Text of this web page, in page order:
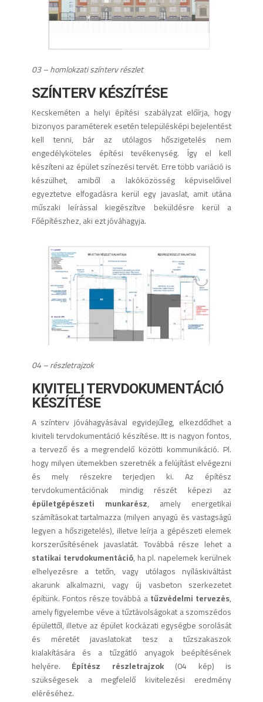
03 – homlokzati színterv részlet
SZÍNTERV KÉSZÍTÉSE
Kecskeméten a helyi építési szabályzat előírja, hogy
bizonyos paraméterek esetén településképi bejelentést
kell tenni, bár az utólagos hőszigetelés nem
engedélyköteles építési tevékenység. Így el kell
készíteni az épület színezési tervét. Erre több variáció is
készülhet, amiből a lakóközösség képviselőivel
egyeztetve elfogadásra kerül egy javaslat, amit utána
műszaki leírással kiegészítve beküldésre kerül a
Főépítészhez, aki ezt jóváhagyja.
04 – részletrajzok
KIVITELI TERVDOKUMENTÁCIÓ
KÉSZÍTÉSE
A színterv jóváhagyásával egyidejűleg, elkezdődhet a
kiviteli tervdokumentáció készítése. Itt is nagyon fontos,
a tervező és a megrendelő közötti kommunikáció. Pl.
hogy milyen ütemekben szeretnék a felújítást elvégezni
és mely részekre terjedjen ki. Az építész
tervdokumentációnak mindig részét képezi az
épületgépészeti munkarész, amely energetikai
számításokat tartalmazza (milyen anyagú és vastagságú
legyen a hőszigetelés), illetve leírja a gépészeti elemek
korszerűsítésének javaslatát. Továbbá része lehet a
statikai tervdokumentáció, ha pl. napelemek kerülnek
elhelyezésre a tetőn, vagy utólagos nyíláskiváltást
akarunk alkalmazni, vagy új vasbeton szerkezetet
építünk. Fontos része továbbá atűzvédelmi tervezés,
amely figyelembe véve a tűztávolságokat a szomszédos
épülettől, illetve az épület kockázati egységbe sorolását
és méretét javaslatokat tesz a tűzszakaszok
kialakítására és a tűzgátló anyagok beépítésének
helyére. Építész részletrajzok(04 kép) is
szükségesek a megfelelő kivitelezési eredmény
eléréséhez.